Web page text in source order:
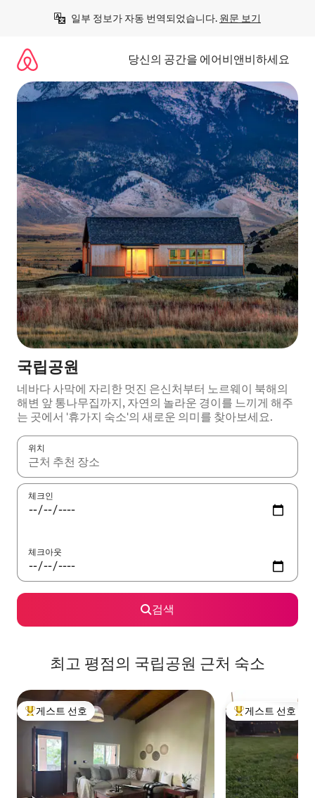
일부 정보가 자동 번역되었습니다. 원문 보기
당신의 공간을 에어비앤비하세요
국립공원
네바다 사막에 자리한 멋진 은신처부터 노르웨이 북해의
해변 앞 통나무집까지, 자연의 놀라운 경이를 느끼게 해주
는 곳에서 '휴가지 숙소'의 새로운 의미를 찾아보세요.
위치
결과가 나오면 위·아래 화살표 키를 사용하거나 터치 또는 스와이
체크인
체크아웃
검색
최고 평점의 국립공원 근처 숙소
상위 게스트 선호
게스트 선호 상위 게스트 선호
게스트 선호